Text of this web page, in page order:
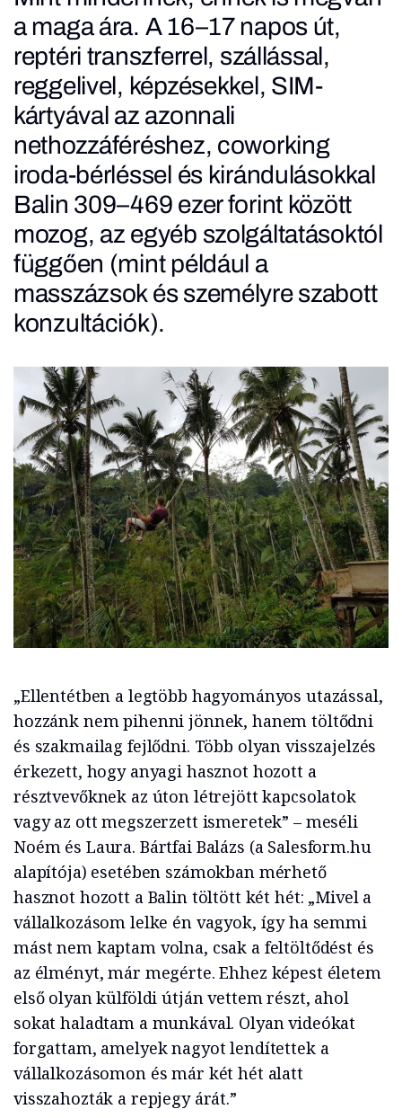
a maga ára. A 16–17 napos út,
reptéri transzferrel, szállással,
reggelivel, képzésekkel, SIM-
kártyával az azonnali
nethozzáféréshez, coworking
iroda-bérléssel és kirándulásokkal
Balin 309–469 ezer forint között
mozog, az egyéb szolgáltatásoktól
függően (mint például a
masszázsok és személyre szabott
konzultációk).
„Ellentétben a legtöbb hagyományos utazással,
hozzánk nem pihenni jönnek, hanem töltődni
és szakmailag fejlődni. Több olyan visszajelzés
érkezett, hogy anyagi hasznot hozott a
résztvevőknek az úton létrejött kapcsolatok
vagy az ott megszerzett ismeretek” – meséli
Noém és Laura. Bártfai Balázs (a Salesform.hu
alapítója) esetében számokban mérhető
hasznot hozott a Balin töltött két hét: „Mivel a
vállalkozásom lelke én vagyok, így ha semmi
mást nem kaptam volna, csak a feltöltődést és
az élményt, már megérte. Ehhez képest életem
első olyan külföldi útján vettem részt, ahol
sokat haladtam a munkával. Olyan videókat
forgattam, amelyek nagyot lendítettek a
vállalkozásomon és már két hét alatt
visszahozták a repjegy árát.”